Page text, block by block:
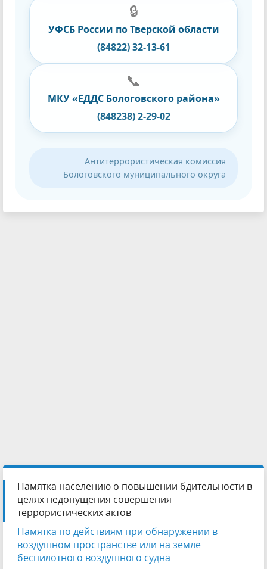
🔒
УФСБ России по Тверской области
(84822) 32-13-61
📞
МКУ «ЕДДС Бологовского района»
(848238) 2-29-02
Антитеррористическая комиссия
Бологовского муниципального округа
Памятка населению о повышении бдительности в
целях недопущения совершения
террористических актов
Памятка по действиям при обнаружении в
воздушном пространстве или на земле
беспилотного воздушного судна